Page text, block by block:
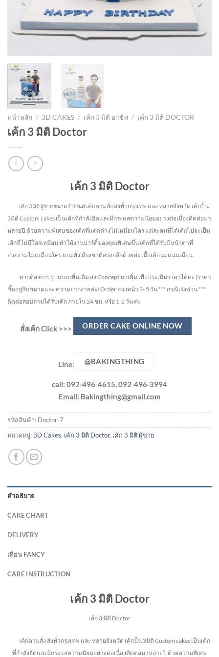
หน้าหลัก / 3D CAKES / เค้ก 3 มิติ อาชีพ / เค้ก 3 มิติ DOCTOR
เค้ก 3 มิติ Doctor
เค้ก 3 มิติ Doctor
เค้ก 3 มิติ ผู้ชายขนาด 2 ปอนด์ เค้กตามสั่ง ส่งทั่วกรุงเทพ และ หลายจังหวัด เค้กปั้น
3มิติ Custom cakes เป็นเค้กที่กำลังฮิตและมีกระแสความนิยมอย่างต่อเนื่องติดต่อมา
หลายปี ด้วยความพิเศษของเค้กที่แตกต่างไม่เหมือนใคร แต่ละคนที่ได้เค้กไปจะเป็น
เค้กที่ไม่มีใครเหมือน ทำให้งานปาร์ตี้ของคุณพิเศษขึ้น เค้กที่ได้รับมีหน้าตาที่
สวยงามไม่เหมือนใคร แถมยัง มีรสชาติอร่อยอีกด้วยค่ะ เนื้อเค้กนุ่มแน่นเนียน
หากต้องการ รูปแบบเพิ่มเติม ส่ง Concept มาเพิ่ม เพื่อประเมินราคาได้ค่ะ (ราคา
ขึ้นอยู่กับขนาดและ ความยากง่ายค่ะ) Order ล่วงหน้า 3- 5 วัน *** กรณีเร่งด่วน ***
ติดต่อสอบถามได้รับเค้ก ภายใน 24 ชม. หรือ 1-2 วัน ค่ะ
สั่งเค้ก Click >>> ORDER CAKE ONLINE NOW
Line: @BAKINGTHING
call: 092-496-4615, 092-496-3994
Email: Bakingthing@gmail.com
รหัสสินค้า: Doctor-7
หมวดหมู่:3D Cakes, เค้ก 3 มิติ Doctor, เค้ก 3 มิติ ผู้ชาย
คำอธิบาย
CAKE CHART
DELIVERY
เทียน FANCY
CARE INSTRUCTION
เค้ก 3 มิติ Doctor
เค้ก 3 มิติ Doctor
เค้กตามสั่ง ส่งทั่วกรุงเทพ และ หลายจังหวัด เค้กปั้น 3มิติ Custom cakes เป็นเค้ก
ที่กำลังฮิตและมีกระแสความนิยมอย่างต่อเนื่องติดต่อมาหลายปี ด้วยความพิเศษ